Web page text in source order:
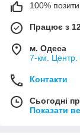
розширення
пристосувань;
економія витрат
полегшення
підвищення
використання
матеріалом.
100%
Працює з
м. Одеса
7-км. Центр.
Контакти
Сьогодні
Показати